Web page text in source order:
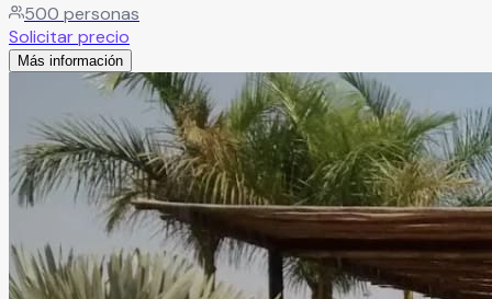
natural y elegante. Con capacidad para más de 500
personas, este amplio recinto combina comodidad,
funcionalidad y una espectacular iluminación natural
gracias a su diseño con techo cerrado y espacios
versátiles ideales para bodas, XV años, graduaciones,
eventos sociales, conferencias y eventos corporativos.
Leer más
500 personas
Solicitar precio
Más información